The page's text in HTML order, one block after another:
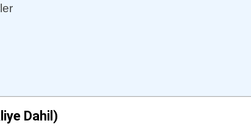
Dahil)